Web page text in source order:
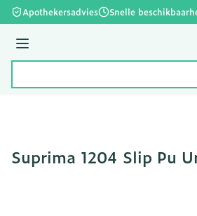
Ga naar de inhoud
Apothekersadvies Snelle
Menu
Suprima 1204 Slip Pu